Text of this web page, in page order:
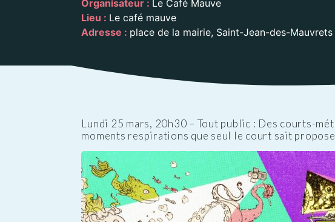
des Enfants
Conseil des Sages
Publications
Les services aux
personnes
autonomie)
Patrimoine
Le vignoble
Présentation des
Organisateur : Le Café Mauve
Lieu : Le café mauve
Adresse : place de la mairie, Saint-Jean-des-
Lundi 25 mars, 20h30 – Tout public : Des courts-
moments respirations que seul le court sait